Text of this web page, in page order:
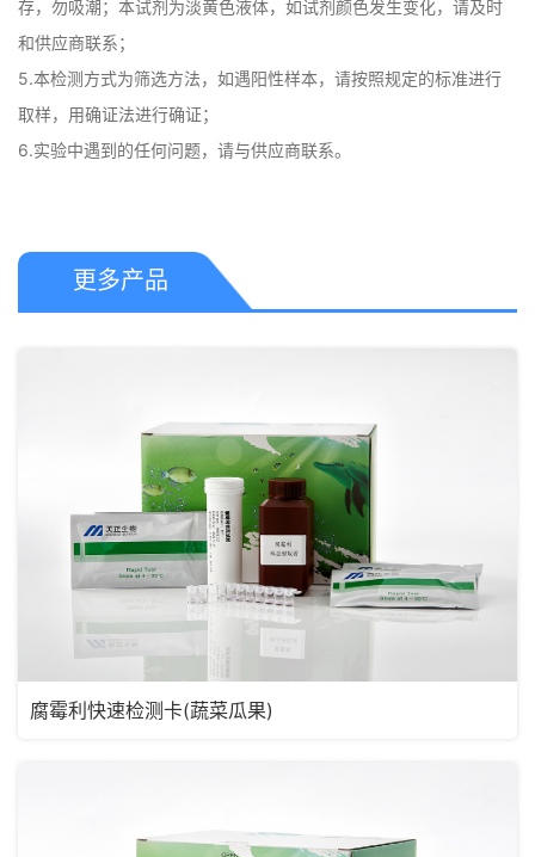
存，勿吸潮；本试剂为淡黄色液体，如试剂颜色发生变化，请及时
和供应商联系；
5.本检测方式为筛选方法，如遇阳性样本，请按照规定的标准进行
取样，用确证法进行确证；
6.实验中遇到的任何问题，请与供应商联系。
更多产品
腐霉利快速检测卡(蔬菜瓜果)